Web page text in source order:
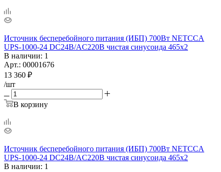
Источник бесперебойного питания (ИБП) 700Вт NETCCA
UPS-1000-24 DC24B/AC220B чистая синусоида 465х2
В наличии: 1
Арт.: 00001676
13 360 ₽
/шт
В корзину
Источник бесперебойного питания (ИБП) 700Вт NETCCA
UPS-1000-24 DC24B/AC220B чистая синусоида 465х2
В наличии: 1